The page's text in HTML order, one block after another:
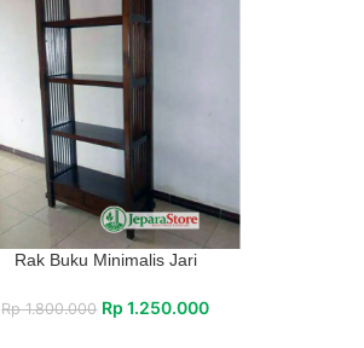
Rak Buku Minimalis Jari
Rp1.800.000 Rp 1.250.000